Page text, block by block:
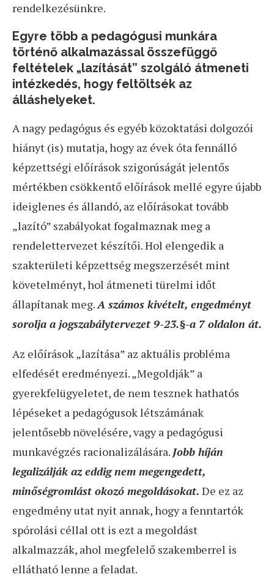
rendelkezésünkre.
Egyre több a pedagógusi munkára
történő alkalmazással összefüggő
feltételek „lazítását” szolgáló átmeneti
intézkedés, hogy feltöltsék az
álláshelyeket.
A nagy pedagógus és egyéb közoktatási dolgozói
hiányt (is) mutatja, hogy az évek óta fennálló
képzettségi előírások szigorúságát jelentős
mértékben csökkentő előírások mellé egyre újabb
ideiglenes és állandó, az előírásokat tovább
„lazító” szabályokat fogalmaznak meg a
rendelettervezet készítői. Hol elengedik a
szakterületi képzettség megszerzését mint
követelményt, hol átmeneti türelmi időt
állapítanak meg.A számos kivételt, engedményt
sorolja a jogszabálytervezet 9-23.§-a 7 oldalon át.
Az előírások „lazítása” az aktuális probléma
elfedését eredményezi. „Megoldják” a
gyerekfelügyeletet, de nem tesznek hathatós
lépéseket a pedagógusok létszámának
jelentősebb növelésére, vagy a pedagógusi
munkavégzés racionalizálására. Jobb híján
legalizálják az eddig nem megengedett,
minőségromlást okozó megoldásokat. De ez az
engedmény utat nyit annak, hogy a fenntartók
spórolási céllal ott is ezt a megoldást
alkalmazzák, ahol megfelelő szakemberrel is
ellátható lenne a feladat.